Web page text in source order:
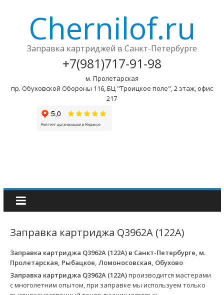
Chernilof.ru
Заправка картриджей в Санкт-Петербурге
+7(981)717-91-98
м. Пролетарская
пр. Обуховской Обороны 116, БЦ "Троицкое поле", 2 этаж, офис
217
Заправка картриджа Q3962A (122A)
Заправка картриджа Q3962A (122A) в Санкт-Петербурге, м.
Пролетарская, Рыбацкое, Ломоносовская, Обухово
Заправка картриджа Q3962A (122A)производится мастерами
с многолетним опытом, при заправке мы используем только